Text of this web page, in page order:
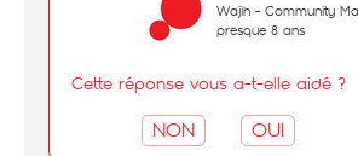
Wajih - Community
presque 8 ans
Cette réponse vous a-t-elle aidé ?
NON OUI